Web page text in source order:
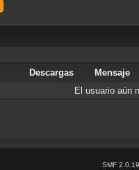
Descargas
Mensaje
El usuario aún
SMF 2.0.19